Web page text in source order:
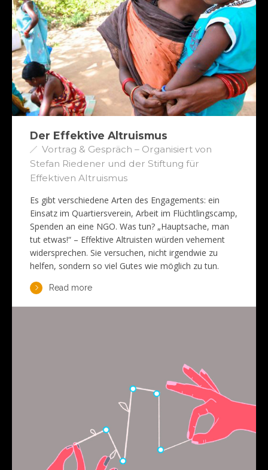
Der Effektive Altruismus
Vortrag & Gespräch – Organisiert von
Stefan Riedener und der Stiftung für
Effektiven Altruismus
Es gibt verschiedene Arten des Engagements: ein
Einsatz im Quartiersverein, Arbeit im Flüchtlingscamp,
Spenden an eine NGO. Was tun? „Hauptsache, man
tut etwas!“ – Effektive Altruisten würden vehement
widersprechen. Sie versuchen, nicht irgendwie zu
helfen, sondern so viel Gutes wie möglich zu tun.
Read more